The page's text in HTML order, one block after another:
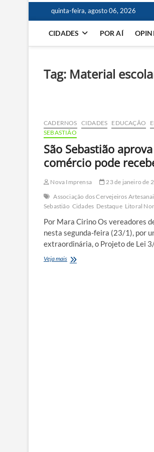
quinta-feira, agosto 06, 2026
CIDADES POR AÍ
Tag: Material
CADERNOS CIDADES EDUCAÇÃO
SEBASTIÃO
São Sebastião
comércio pode
Nova Imprensa
23 de janeiro de
Associação dos Cervejeiros
Sebastião Cidades Destaque Litoral
Por Mara Cirino Os vereadores
nesta segunda-feira (23/1), por
extraordinária, o Projeto de Lei
Veja maisSão